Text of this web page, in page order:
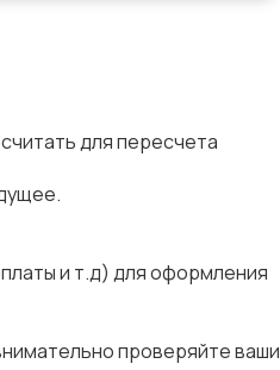
для пересчета
и т.д) для оформления
проверяйте ваши